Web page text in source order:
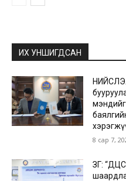
ИХ УНШИГДСАН
мэндийг
8 сар 7,
ЗГ: